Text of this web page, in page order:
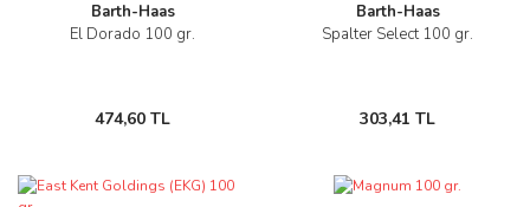
Barth-Haas
El Dorado 100 gr.
474,60 TL
Barth-Haas
Spalter Select 100 gr.
303,41 TL